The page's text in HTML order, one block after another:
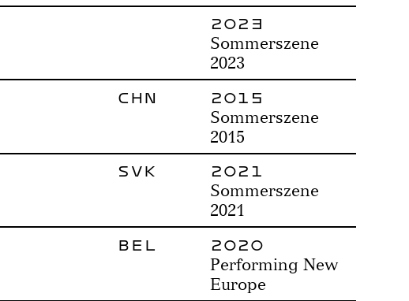
2023
Sommerszene
2023
CHN 2015
Sommerszene
2015
SVK 2021
Sommerszene
2021
BEL 2020
Performing New
Europe